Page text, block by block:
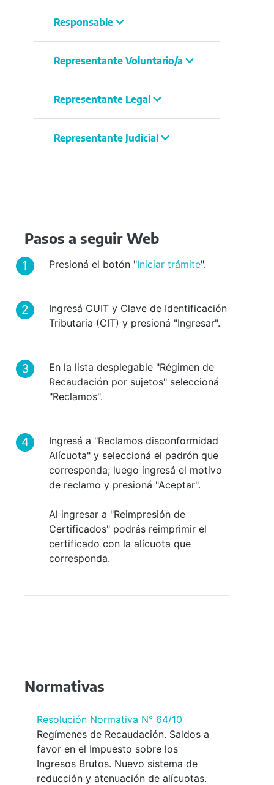
Responsable
Representante Voluntario/a
Representante Legal
Representante Judicial
Pasos a seguir Web
Presioná el botón "Iniciar trámite".
Ingresá CUIT y Clave de Identificación
Tributaria (CIT) y presioná "Ingresar".
En la lista desplegable "Régimen de
Recaudación por sujetos" seleccioná
"Reclamos".
Ingresá a "Reclamos disconformidad
Alícuota" y seleccioná el padrón que
corresponda; luego ingresá el motivo
de reclamo y presioná "Aceptar".
Al ingresar a "Reimpresión de
Certificados" podrás reimprimir el
certificado con la alícuota que
corresponda.
Normativas
Resolución Normativa N° 64/10
Regímenes de Recaudación. Saldos a
favor en el Impuesto sobre los
Ingresos Brutos. Nuevo sistema de
reducción y atenuación de alícuotas.